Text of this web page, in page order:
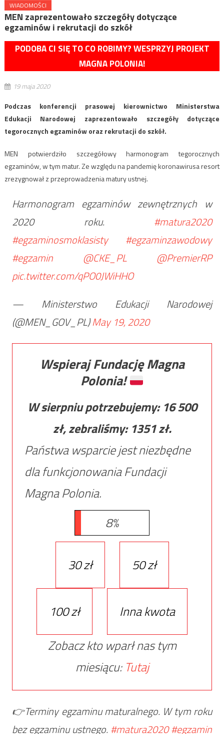
WIADOMOŚCI
MEN zaprezentowało szczegóły dotyczące
egzaminów i rekrutacji do szkół
PODOBA CI SIĘ TO CO ROBIMY? WESPRZYJ PROJEKT
MAGNA POLONIA!
19 maja 2020
Podczas konferencji prasowej kierownictwo Ministerstwa
Edukacji Narodowej zaprezentowało szczegóły dotyczące
tegorocznych egzaminów oraz rekrutacji do szkół.
MEN potwierdziło szczegółowy harmonogram tegorocznych
egzaminów, w tym matur. Ze względu na pandemię koronawirusa resort
zrezygnował z przeprowadzenia matury ustnej.
Harmonogram egzaminów zewnętrznych w
2020 roku. #matura2020
#egzaminosmoklasisty
#egzaminzawodowy
#egzamin
@CKE_PL
@PremierRP
pic.twitter.com/qPO0JWiHHO
— Ministerstwo Edukacji Narodowej
(@MEN_GOV_PL)May 19, 2020
Wspieraj Fundację Magna
Polonia!
W sierpniu potrzebujemy: 16 500
zł, zebraliśmy: 1351zł.
Państwa wsparcie jest niezbędne
dla funkcjonowania Fundacji
Magna Polonia.
8%
30 zł 50 zł
100 zł
Inna kwota
Zobacz kto wparł nas tym
miesiącu: Tutaj
👉Terminy egzaminu maturalnego. W tym roku
bez egzaminu ustnego. #matura2020#egzamin